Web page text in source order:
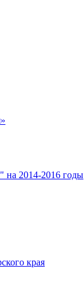
на 2014-2016 годы
края